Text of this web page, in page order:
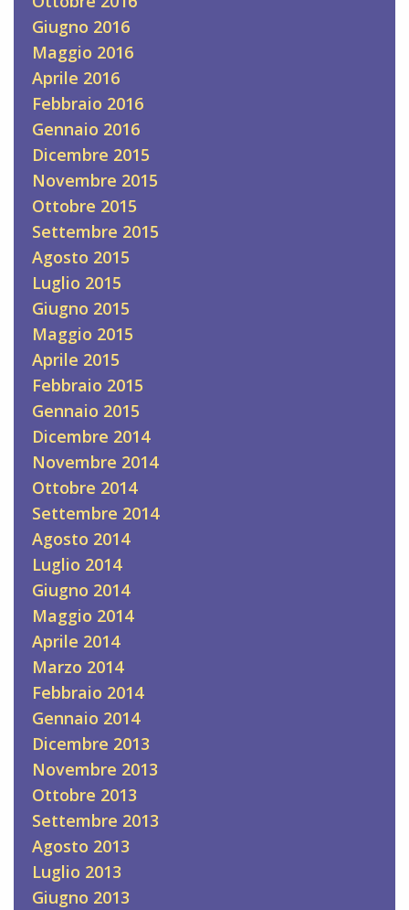
Giugno 2016
Maggio 2016
Aprile 2016
Febbraio 2016
Gennaio 2016
Dicembre 2015
Novembre 2015
Ottobre 2015
Settembre 2015
Agosto 2015
Luglio 2015
Giugno 2015
Maggio 2015
Aprile 2015
Febbraio 2015
Gennaio 2015
Dicembre 2014
Novembre 2014
Ottobre 2014
Settembre 2014
Agosto 2014
Luglio 2014
Giugno 2014
Maggio 2014
Aprile 2014
Marzo 2014
Febbraio 2014
Gennaio 2014
Dicembre 2013
Novembre 2013
Ottobre 2013
Settembre 2013
Agosto 2013
Luglio 2013
Giugno 2013